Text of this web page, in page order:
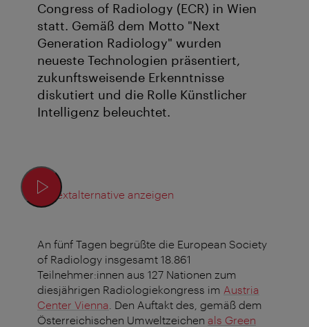
Congress of Radiology (ECR) in Wien
statt. Gemäß dem Motto "Next
Generation Radiology" wurden
neueste Technologien präsentiert,
zukunftsweisende Erkenntnisse
diskutiert und die Rolle Künstlicher
Intelligenz beleuchtet.
Textalternative anzeigen
An fünf Tagen begrüßte die European Society
of Radiology insgesamt 18.861
Teilnehmer:innen aus 127 Nationen zum
diesjährigen Radiologiekongress im Austria
Center Vienna . Den Auftakt des, gemäß dem
Österreichischen Umweltzeichen als Green